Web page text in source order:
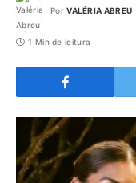
Por VALÉRIA ABREU
1 Min de leitura